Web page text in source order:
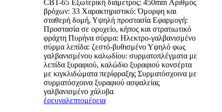
CBT-65 Εξωτερική διάμετρος: 450mm Αριθμός
βρόχων: 33 Χαρακτηριστικό: Όμορφη και
σταθερή δομή, Υψηλή προστασία Εφαρμογή:
Προστασία σε ορυχείο, κήπος και στρατιωτικό
φράχτη Πυρήνα σύρμα: Ηλεκτρο-γαλβανισμένο
σύρμα λεπίδα: ζεστό-βυθισμένο Υψηλό φως
γαλβανισμένου καλωδίου: συρματοπλέγματα με
λεπίδα ξυραφιού, καλώδιο ξυραφιού κονσέρτα
με κιγκλιδώματα περίφραξης Συρματόσχοινα με
συρματόσχοινα ξυραφιού ασφαλείας
γαλβανισμένο χάλυβα
έρευναλεπτομέρεια